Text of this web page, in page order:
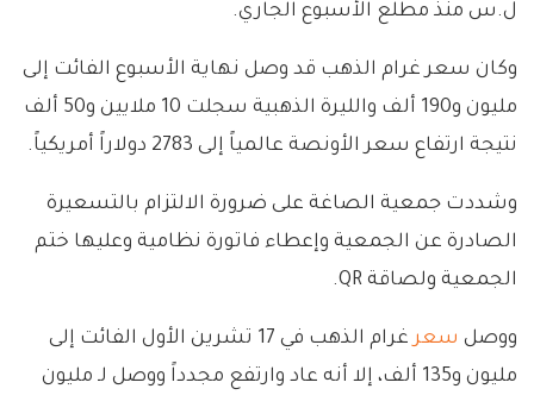
ل.س منذ مطلع الأسبوع الجاري.
وكان سعر غرام الذهب قد وصل نهاية الأسبوع الفائت إلى
مليون و190 ألف والليرة الذهبية سجلت 10 ملايين و50 ألف
نتيجة ارتفاع سعر الأونصة عالمياً إلى 2783 دولاراً أمريكياً.
وشددت جمعية الصاغة على ضرورة الالتزام بالتسعيرة
الصادرة عن الجمعية وإعطاء فاتورة نظامية وعليها ختم
الجمعية ولصاقة QR.
ووصل سعر
غرام الذهب في 17 تشرين الأول الفائت إلى
مليون و135 ألف، إلا أنه عاد وارتفع مجدداً ووصل لـ مليون